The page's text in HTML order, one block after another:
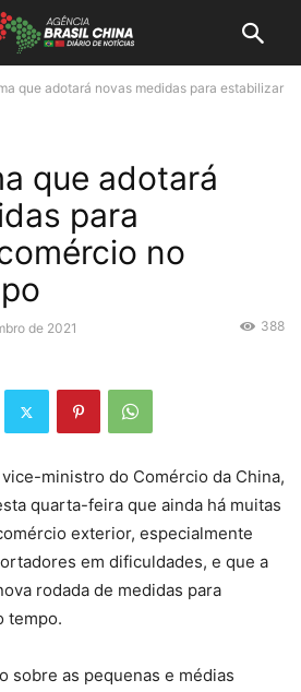
que adotará novas medidas para estabilizar
que adotará
para
no
de 2021 388
vice-ministro do Comércio da China,
quarta-feira que ainda há muitas
exterior, especialmente
em dificuldades, e que a
rodada de medidas para
tempo.
sobre as pequenas e médias